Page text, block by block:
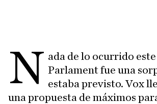
N ada de lo ocurrido
Parlament fue una
estaba previsto. Vox
una propuesta de máximos